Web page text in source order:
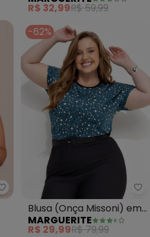
R$ 32,99R$ 59,99
Marguerite - Blusa (Off White)
-62%
Blusa (Onça Missoni) em
Malha Fria
MARGUERITE
R$ 29,99R$ 79,99